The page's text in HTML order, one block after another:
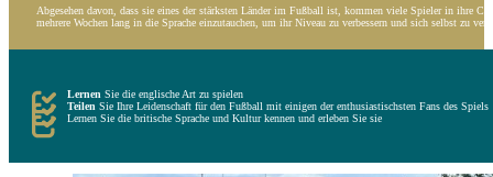
Abgesehen davon, dass sie eines der stärksten Länder im Fußball ist, kommen viele Spieler in ihre
mehrere Wochen lang in die Sprache einzutauchen, um ihr Niveau zu verbessern und sich selbst zu
Lernen Sie die englische Art zu spielen
Teilen Sie Ihre Leidenschaft für den Fußball mit einigen der enthusiastischsten Fans des Spiels
Lernen Sie die britische Sprache und Kultur kennen und erleben Sie sie